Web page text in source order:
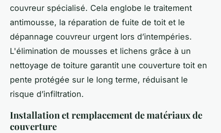
couvreur spécialisé. Cela englobe le traitement
antimousse, la réparation de fuite de toit et le
dépannage couvreur urgent lors d’intempéries.
L'élimination de mousses et lichens grâce à un
nettoyage de toiture garantit une couverture toit en
pente protégée sur le long terme, réduisant le
risque d’infiltration.
Installation et remplacement de matériaux de
couverture